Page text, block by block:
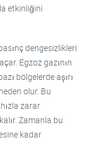
etkinliğini
dengesizlikleri
Egzoz gazının
bölgelerde aşırı
olur. Bu
zarar
Zamanla bu
kadar